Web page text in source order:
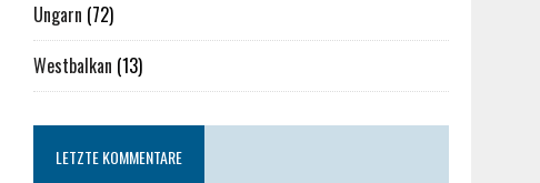
Ungarn (72)
Westbalkan (13)
LETZTE KOMMENTARE